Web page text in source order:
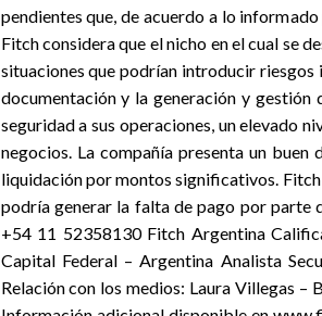
pendientes que, de acuerdo a lo
Fitch considera que el nicho en el cual se
situaciones que podrían introducir
documentación y la generación y gestión
seguridad a sus operaciones, un elevado
negocios. La compañía presenta un
liquidación por montos significativos.
podría generar la falta de pago por parte
+54 11 52358130 Fitch Argentina
Capital Federal – Argentina Analista
Relación con los medios: Laura Villegas